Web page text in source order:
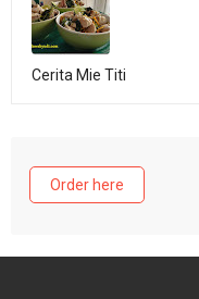
Cerita Mie Titi
Order here